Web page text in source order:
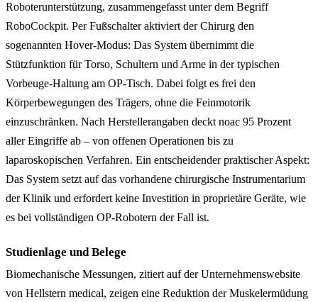
Roboterunterstützung, zusammengefasst unter dem Begriff
RoboCockpit. Per Fußschalter aktiviert der Chirurg den
sogenannten Hover-Modus: Das System übernimmt die
Stützfunktion für Torso, Schultern und Arme in der typischen
Vorbeuge-Haltung am OP-Tisch. Dabei folgt es frei den
Körperbewegungen des Trägers, ohne die Feinmotorik
einzuschränken. Nach Herstellerangaben deckt noac 95 Prozent
aller Eingriffe ab – von offenen Operationen bis zu
laparoskopischen Verfahren. Ein entscheidender praktischer Aspekt:
Das System setzt auf das vorhandene chirurgische Instrumentarium
der Klinik und erfordert keine Investition in proprietäre Geräte, wie
es bei vollständigen OP-Robotern der Fall ist.
Studienlage und Belege
Biomechanische Messungen, zitiert auf der Unternehmenswebsite
von Hellstern medical, zeigen eine Reduktion der Muskelermüdung